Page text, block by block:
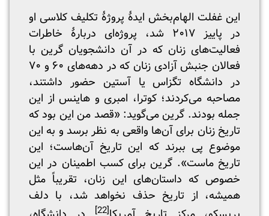
این غفلت الهام‌بخش ایدۀ پروژۀ تکلیف کلاسی او
در پاییز ۲۰۱۷ شد، پروژه‌ای دربارۀ خاطرات
فعالیت‌های زنان که در آن دانشجویان گرین با
فعالان جنبش آزادی زنان که در دهه‌های ۶۰ و ۷۰
در دانشگاه تگزاس یا آستین حضور داشتند،
مصاحبه می‌کردند؛ کوترا، امبری و هاینس از این
جمله بودند. گرین می‌گوید: «قصد من این بود که
تاریخ زنان برای آن‌ها واقعی به نظر برسد و به این
موضوع پی ببرند که این تاریخ آن‌هاست؛ این
تاریخ ماست». گرین برای کسب اطمینان در این
خصوص که داستان‌های این زنان، تقریباً مثل
همیشه، از تاریخ حذف نخواهد شد، با دلف
[22]